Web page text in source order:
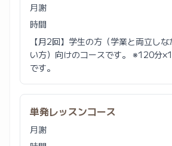
月謝
時間
【月2回】学生の方（学業と両立し
い方）向けのコースです。 ※120分
です。
単発レッスンコース
月謝